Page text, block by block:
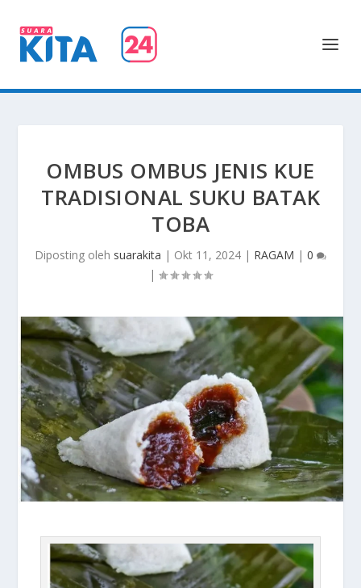
OMBUS OMBUS JENIS KUE
TRADISIONAL SUKU BATAK
TOBA
Diposting oleh suarakita | Okt 11, 2024 | RAGAM | 0
|